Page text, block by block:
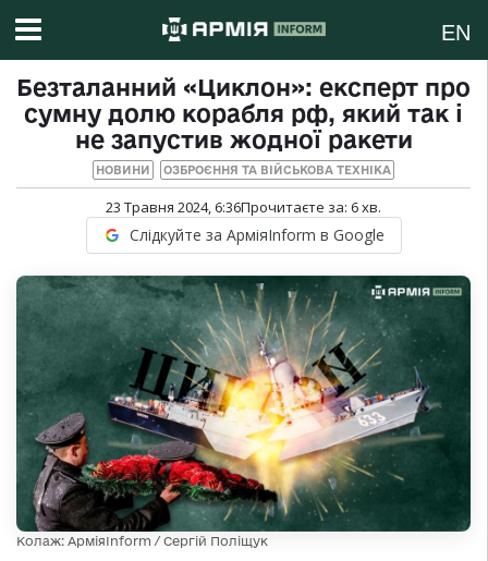
EN
Безталанний «Циклон»: експерт про
сумну долю корабля рф, який так і
не запустив жодної ракети
НОВИНИ ОЗБРОЄННЯ ТА ВІЙСЬКОВА ТЕХНІКА
23 Травня 2024, 6:36Прочитаєте за: 6хв.
Слідкуйте за АрміяInform в Google
Колаж: АрміяInform / Сергій Поліщук